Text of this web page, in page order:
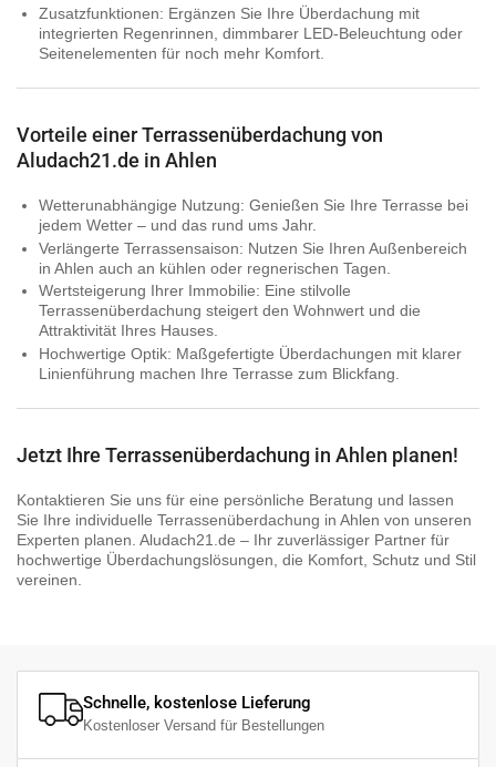
Zusatzfunktionen: Ergänzen Sie Ihre Überdachung mit
integrierten Regenrinnen, dimmbarer LED-Beleuchtung oder
Seitenelementen für noch mehr Komfort.
Vorteile einer Terrassenüberdachung von
Aludach21.de in Ahlen
Wetterunabhängige Nutzung: Genießen Sie Ihre Terrasse bei
jedem Wetter – und das rund ums Jahr.
Verlängerte Terrassensaison: Nutzen Sie Ihren Außenbereich
in Ahlen auch an kühlen oder regnerischen Tagen.
Wertsteigerung Ihrer Immobilie: Eine stilvolle
Terrassenüberdachung steigert den Wohnwert und die
Attraktivität Ihres Hauses.
Hochwertige Optik: Maßgefertigte Überdachungen mit klarer
Linienführung machen Ihre Terrasse zum Blickfang.
Jetzt Ihre Terrassenüberdachung in Ahlen planen!
Kontaktieren Sie uns für eine persönliche Beratung und lassen
Sie Ihre individuelle Terrassenüberdachung in Ahlen von unseren
Experten planen. Aludach21.de – Ihr zuverlässiger Partner für
hochwertige Überdachungslösungen, die Komfort, Schutz und Stil
vereinen.
Schnelle, kostenlose Lieferung
Kostenloser Versand für Bestellungen